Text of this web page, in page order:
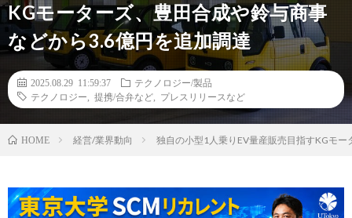
KGモーターズ、豊田合成や鈴与商事
などから3.6億円を追加調達
2025.08.29 11:59:37
テクノロジー/製品
テクノロジー
提携/合弁など プレスリリースなど
HOME 経営/業界動向 独自の小型1人乗りEV量産販売目指すKGモ